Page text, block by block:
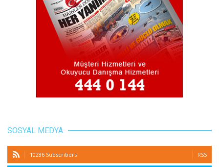
SOSYAL MEDYA
10286 Subscribers RSS